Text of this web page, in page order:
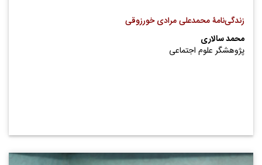
زندگی‌نامۀ محمدعلی مرادی خورزوقی
محمد سالاری
پژوهشگر علوم اجتماعی